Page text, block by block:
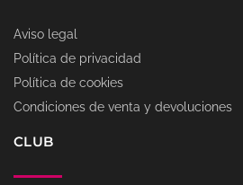
Aviso legal
Política de privacidad
Política de cookies
Condiciones de venta y devoluciones
CLUB